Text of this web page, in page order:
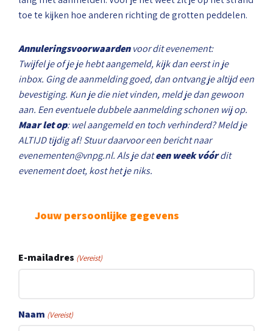
toe te kijken hoe anderen richting de grotten peddelen.
Annuleringsvoorwaardenvoor dit evenement:
Twijfel je of je je hebt aangemeld, kijk dan eerst in je
inbox. Ging de aanmelding goed, dan ontvang je altijd een
bevestiging. Kun je die niet vinden, meld je dan gewoon
aan. Een eventuele dubbele aanmelding schonen wij op.
Maar let op: wel aangemeld en toch verhinderd? Meld je
ALTIJD tijdig af! Stuur daarvoor een bericht naar
evenementen@vnpg.nl. Als je dateen week vóórdit
evenement doet, kost het je niks.
Jouw persoonlijke gegevens
E-mailadres (Vereist)
Naam (Vereist)